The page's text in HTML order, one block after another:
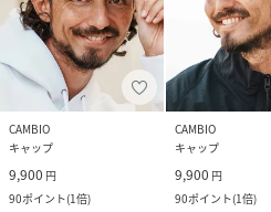
CAMBIO
キャップ
9,900 円
90ポイント(1倍)
CAMBIO
キャップ
9,900 円
90ポイント(1倍)